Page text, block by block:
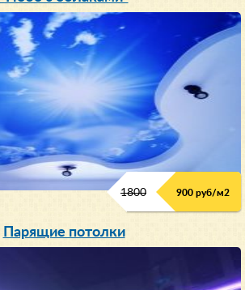
1800 900 руб/м2
Парящие потолки